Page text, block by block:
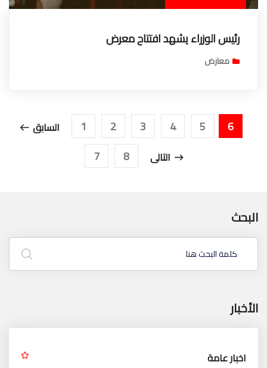
رئيس الوزراء يشهد افتتاح معرض
معارض
السابق 1 2 3 4 5
6
7
8
البحث
الأخبار
اخبار عامة